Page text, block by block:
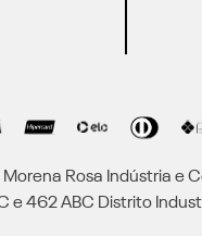
Rosa Indústria e
e 462 ABC Distrito